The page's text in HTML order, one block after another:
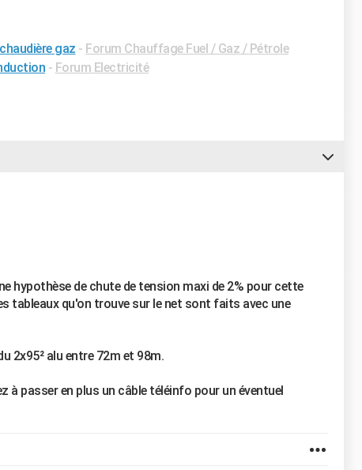
gaz - Forum Chauffage Fuel / Gaz / Pétrole
- Forum Electricité
hypothèse de chute de tension maxi de 2% pour cette
tableaux qu'on trouve sur le net sont faits avec une
2x95² alu entre 72m et 98m.
à passer en plus un câble téléinfo pour un éventuel